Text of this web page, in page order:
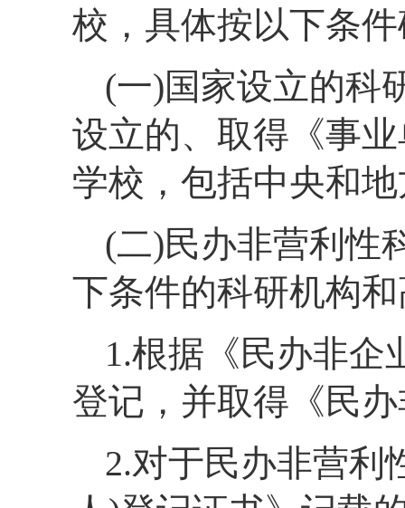
校，具体按以下条
(一)国家设立的科
设立的、取得《事
学校，包括中央和
(二)民办非营利性
下条件的科研机构
1.根据《民办非企
登记，并取得《民
2.对于民办非营利